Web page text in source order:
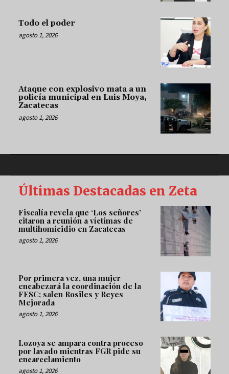
Todo el poder
agosto 1, 2026
Ataque con explosivo mata a un
policía municipal en Luis Moya,
Zacatecas
agosto 1, 2026
Últimas Destacadas en Zeta
Fiscalía revela que ‘Los señores’
citaron a reunión a víctimas de
multihomicidio en Zacatecas
agosto 1, 2026
Por primera vez, una mujer
encabezará la coordinación de la
FESC; salen Rosiles y Reyes
Mejorada
agosto 1, 2026
Lozoya se ampara contra proceso
por lavado mientras FGR pide su
encarcelamiento
agosto 1, 2026